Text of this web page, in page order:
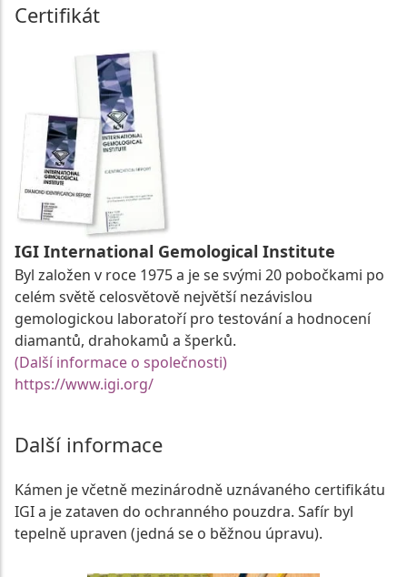
Certifikát
IGI International Gemological Institute
Byl založen v roce 1975 a je se svými 20 pobočkami po
celém světě celosvětově největší nezávislou
gemologickou laboratoří pro testování a hodnocení
diamantů, drahokamů a šperků.
(Další informace o společnosti)
https://www.igi.org/
Další informace
Kámen je včetně mezinárodně uznávaného certifikátu
IGI a je zataven do ochranného pouzdra. Safír byl
tepelně upraven (jedná se o běžnou úpravu).